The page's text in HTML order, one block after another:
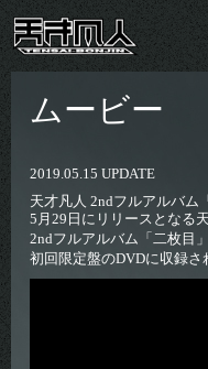
ムービー
2019.05.15 UPDATE
天才凡人 2ndフルアルバム
5月29日にリリースとなる
2ndフルアルバム「二枚目
初回限定盤のDVDに収録